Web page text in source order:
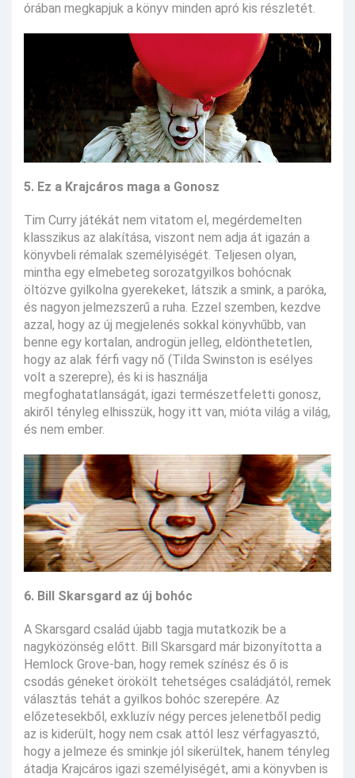
órában megkapjuk a könyv minden apró kis részletét.
5. Ez a Krajcáros maga a Gonosz
Tim Curry játékát nem vitatom el, megérdemelten
klasszikus az alakítása, viszont nem adja át igazán a
könyvbeli rémalak személyiségét. Teljesen olyan,
mintha egy elmebeteg sorozatgyilkos bohócnak
öltözve gyilkolna gyerekeket, látszik a smink, a paróka,
és nagyon jelmezszerű a ruha. Ezzel szemben, kezdve
azzal, hogy az új megjelenés sokkal könyvhűbb, van
benne egy kortalan, androgün jelleg, eldönthetetlen,
hogy az alak férfi vagy nő (Tilda Swinston is esélyes
volt a szerepre), és ki is használja
megfoghatatlanságát, igazi természetfeletti gonosz,
akiről tényleg elhisszük, hogy itt van, mióta világ a világ,
és nem ember.
6. Bill Skarsgard az új bohóc
A Skarsgard család újabb tagja mutatkozik be a
nagyközönség előtt. Bill Skarsgard már bizonyította a
Hemlock Grove-ban, hogy remek színész és ő is
csodás géneket örökölt tehetséges családjától, remek
választás tehát a gyilkos bohóc szerepére. Az
előzetesekből, exkluzív négy perces jelenetből pedig
az is kiderült, hogy nem csak attól lesz vérfagyasztó,
hogy a jelmeze és sminkje jól sikerültek, hanem tényleg
átadja Krajcáros igazi személyiségét, ami a könyvben is